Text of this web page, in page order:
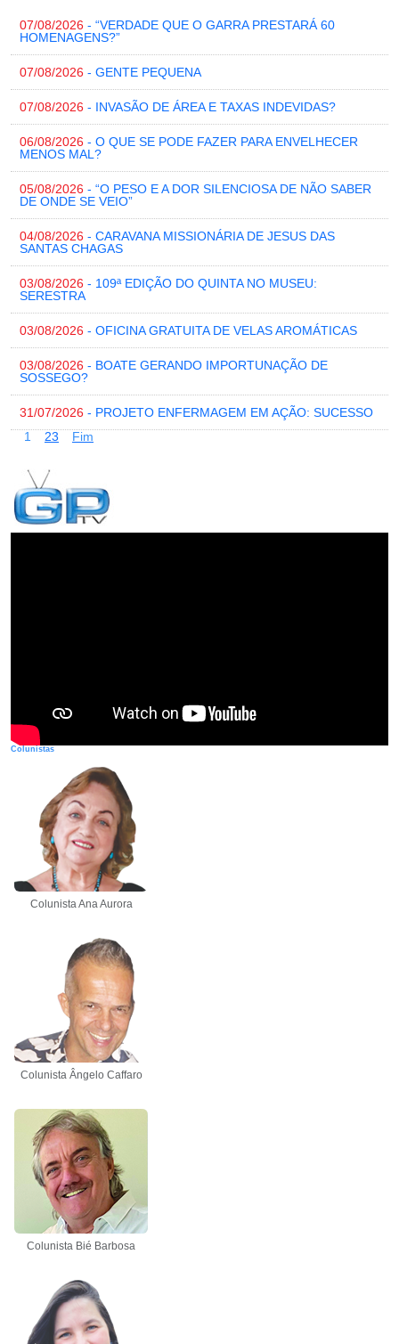
07/08/2026 - “VERDADE QUE O GARRA PRESTARÁ 60
HOMENAGENS?”
07/08/2026 - GENTE PEQUENA
07/08/2026 - INVASÃO DE ÁREA E TAXAS INDEVIDAS?
06/08/2026 - O QUE SE PODE FAZER PARA ENVELHECER
MENOS MAL?
05/08/2026 - “O PESO E A DOR SILENCIOSA DE NÃO SABER
DE ONDE SE VEIO”
04/08/2026 - CARAVANA MISSIONÁRIA DE JESUS DAS
SANTAS CHAGAS
03/08/2026 - 109ª EDIÇÃO DO QUINTA NO MUSEU:
SERESTRA
03/08/2026 - OFICINA GRATUITA DE VELAS AROMÁTICAS
03/08/2026 - BOATE GERANDO IMPORTUNAÇÃO DE
SOSSEGO?
31/07/2026 - PROJETO ENFERMAGEM EM AÇÃO: SUCESSO
1
23 Fim
Colunistas
Colunista Ana Aurora
Colunista Ângelo Caffaro
Colunista Bié Barbosa